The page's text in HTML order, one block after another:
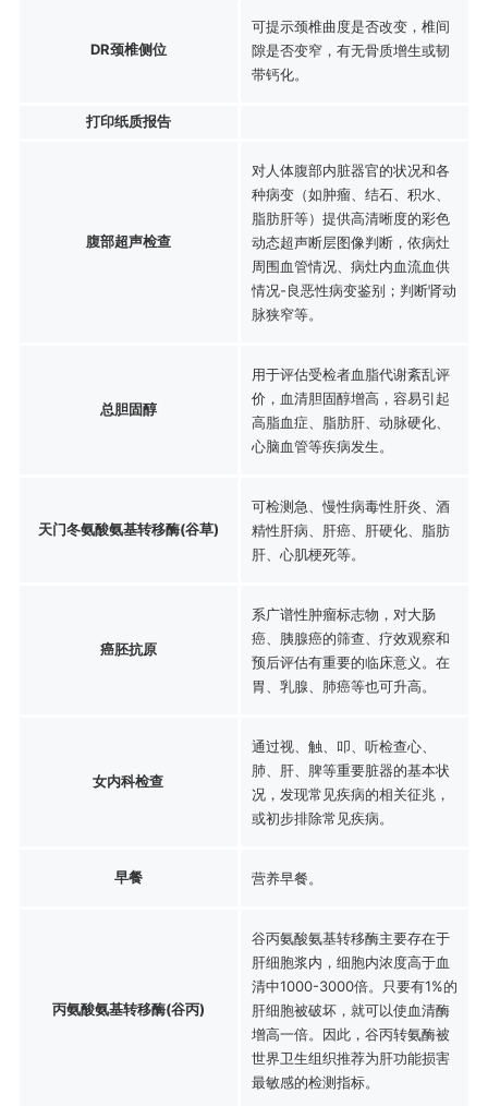
DR颈椎侧位
可提示颈椎曲度是否改变，椎间
隙是否变窄，有无骨质增生或韧
带钙化。
打印纸质报告
腹部超声检查
对人体腹部内脏器官的状况和各
种病变（如肿瘤、结石、积水、
脂肪肝等）提供高清晰度的彩色
动态超声断层图像判断，依病灶
周围血管情况、病灶内血流血供
情况-良恶性病变鉴别；判断肾动
脉狭窄等。
总胆固醇
用于评估受检者血脂代谢紊乱评
价，血清胆固醇增高，容易引起
高脂血症、脂肪肝、动脉硬化、
心脑血管等疾病发生。
天门冬氨酸氨基转移酶(谷草)
可检测急、慢性病毒性肝炎、酒
精性肝病、肝癌、肝硬化、脂肪
肝、心肌梗死等。
癌胚抗原
系广谱性肿瘤标志物，对大肠
癌、胰腺癌的筛查、疗效观察和
预后评估有重要的临床意义。在
胃、乳腺、肺癌等也可升高。
女内科检查
通过视、触、叩、听检查心、
肺、肝、脾等重要脏器的基本状
况，发现常见疾病的相关征兆，
或初步排除常见疾病。
早餐 营养早餐。
丙氨酸氨基转移酶(谷丙)
谷丙氨酸氨基转移酶主要存在于
肝细胞浆内，细胞内浓度高于血
清中1000-3000倍。只要有1%的
肝细胞被破坏，就可以使血清酶
增高一倍。因此，谷丙转氨酶被
世界卫生组织推荐为肝功能损害
最敏感的检测指标。